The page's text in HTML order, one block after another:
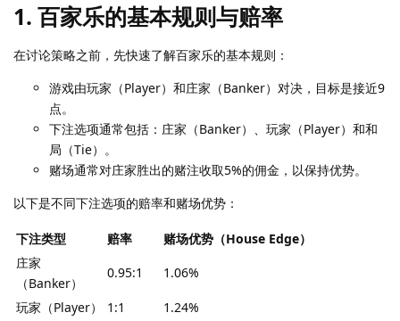
1. 百家乐的基本规则与赔率
在讨论策略之前，先快速了解百家乐的基本规则：
游戏由玩家（Player）和庄家（Banker）对决，目标是接近9
点。
下注选项通常包括：庄家（Banker）、玩家（Player）和和
局（Tie）。
赌场通常对庄家胜出的赌注收取5%的佣金，以保持优势。
以下是不同下注选项的赔率和赌场优势：
下注类型 赔率
赌场优势（House Edge）
庄家
（Banker）
0.95:1 1.06%
玩家（Player） 1:1
1.24%